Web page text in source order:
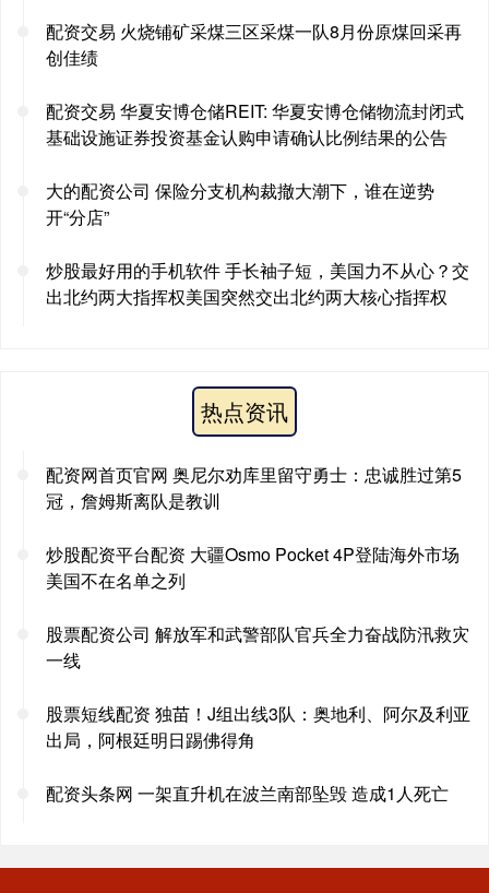
配资交易 火烧铺矿采煤三区采煤一队8月份原煤回采再
创佳绩
配资交易 华夏安博仓储REIT: 华夏安博仓储物流封闭式
基础设施证券投资基金认购申请确认比例结果的公告
大的配资公司 保险分支机构裁撤大潮下，谁在逆势
开“分店”
炒股最好用的手机软件 手长袖子短，美国力不从心？交
出北约两大指挥权美国突然交出北约两大核心指挥权
热点资讯
配资网首页官网 奥尼尔劝库里留守勇士：忠诚胜过第5
冠，詹姆斯离队是教训
炒股配资平台配资 大疆Osmo Pocket 4P登陆海外市场
美国不在名单之列
股票配资公司 解放军和武警部队官兵全力奋战防汛救灾
一线
股票短线配资 独苗！J组出线3队：奥地利、阿尔及利亚
出局，阿根廷明日踢佛得角
配资头条网 一架直升机在波兰南部坠毁 造成1人死亡